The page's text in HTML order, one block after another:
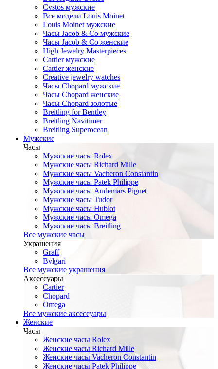
Cvstos мужские
Все модели Louis Moinet
Louis Moinet мужские
Часы Jacob & Co мужские
Часы Jacob & Co женские
High Jewelry Masterpieces
Cartier мужские
Cartier женские
Creative jewelry watches
Часы Chopard мужские
Часы Сhopard женские
Часы Сhopard золотые
Breitling for Bentley
Breitling Navitimer
Breitling Superocean
Мужские
Часы
Мужские часы Rolex
Мужские часы Richard Mille
Мужские часы Vacheron Constantin
Мужские часы Patek Philippe
Мужские часы Audemars Piguet
Мужские часы Tudor
Мужские часы Hublot
Мужские часы Omega
Мужские часы Breitling
Все мужские часы
Украшения
Graff
Bvlgari
Все мужские украшения
Аксессуары
Cartier
Chopard
Omega
Все мужские аксессуары
Женские
Часы
Женские часы Rolex
Женские часы Richard Mille
Женские часы Vacheron Constantin
Женские часы Patek Philippe